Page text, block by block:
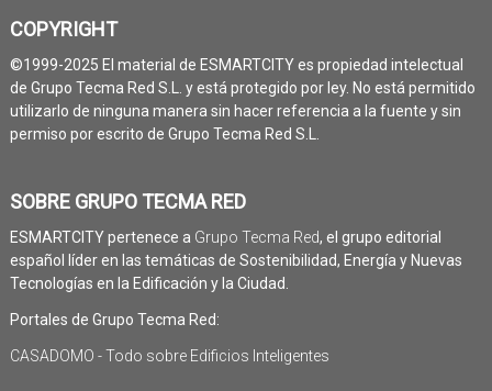
COPYRIGHT
©1999-2025 El material de ESMARTCITY es propiedad intelectual
de Grupo Tecma Red S.L. y está protegido por ley. No está permitido
utilizarlo de ninguna manera sin hacer referencia a la fuente y sin
permiso por escrito de Grupo Tecma Red S.L.
SOBRE GRUPO TECMA RED
ESMARTCITY pertenece a Grupo Tecma Red, el grupo editorial
español líder en las temáticas de Sostenibilidad, Energía y Nuevas
Tecnologías en la Edificación y la Ciudad.
Portales de Grupo Tecma Red:
CASADOMO - Todo sobre Edificios Inteligentes